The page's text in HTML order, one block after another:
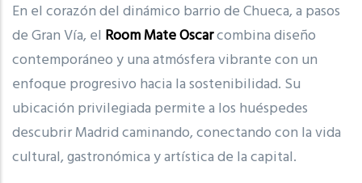
En el corazón del dinámico barrio de Chueca, a pasos
de Gran Vía, el Room Mate Oscarcombina diseño
contemporáneo y una atmósfera vibrante con un
enfoque progresivo hacia la sostenibilidad. Su
ubicación privilegiada permite a los huéspedes
descubrir Madrid caminando, conectando con la vida
cultural, gastronómica y artística de la capital.